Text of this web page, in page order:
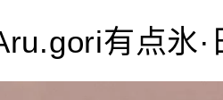
有点氷·